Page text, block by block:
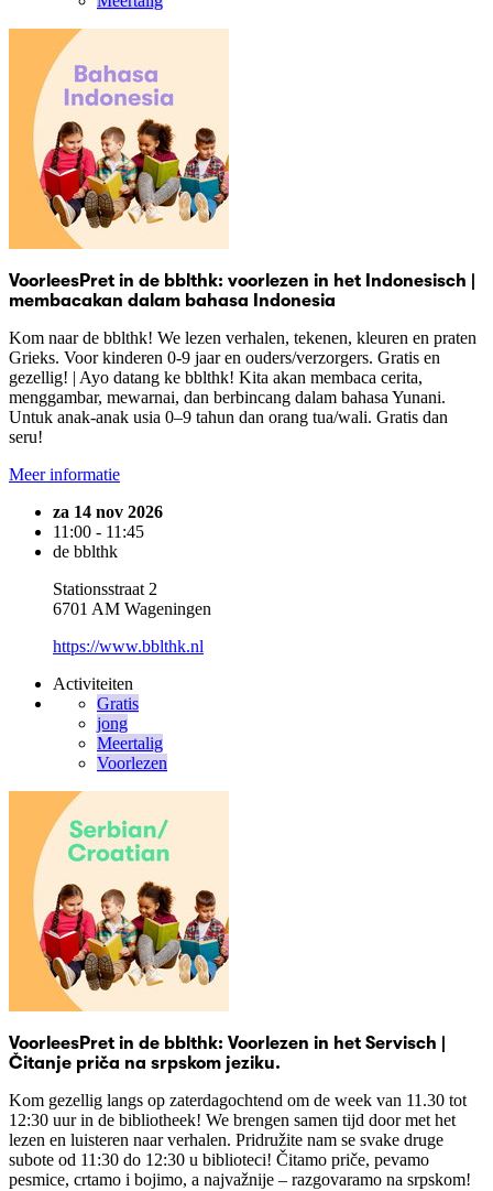
VoorleesPret in de bblthk: voorlezen in het Indonesisch |
membacakan dalam bahasa Indonesia
Kom naar de bblthk! We lezen verhalen, tekenen, kleuren en praten
Grieks. Voor kinderen 0-9 jaar en ouders/verzorgers. Gratis en
gezellig! | Ayo datang ke bblthk! Kita akan membaca cerita,
menggambar, mewarnai, dan berbincang dalam bahasa Yunani.
Untuk anak-anak usia 0–9 tahun dan orang tua/wali. Gratis dan
seru!
Meer informatie
za 14 nov 2026
11:00 - 11:45
de bblthk
Stationsstraat 2
6701 AM Wageningen
https://www.bblthk.nl
Activiteiten
Gratis
jong
Meertalig
Voorlezen
VoorleesPret in de bblthk: Voorlezen in het Servisch |
Čitanje priča na srpskom jeziku.
Kom gezellig langs op zaterdagochtend om de week van 11.30 tot
12:30 uur in de bibliotheek! We brengen samen tijd door met het
lezen en luisteren naar verhalen. Pridružite nam se svake druge
subote od 11:30 do 12:30 u biblioteci! Čitamo priče, pevamo
pesmice, crtamo i bojimo, a najvažnije – razgovaramo na srpskom!